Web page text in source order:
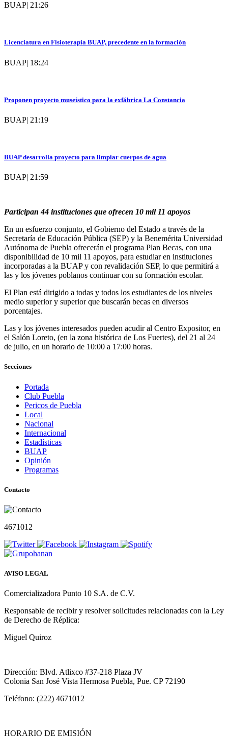
BUAP| 21:26
Licenciatura en Fisioterapia BUAP, precedente en la formación
BUAP| 18:24
Proponen proyecto museístico para la exfábrica La Constancia
BUAP| 21:19
BUAP desarrolla proyecto para limpiar cuerpos de agua
BUAP| 21:59
Participan 44 instituciones que ofrecen 10 mil 11 apoyos
En un esfuerzo conjunto, el Gobierno del Estado a través de la
Secretaría de Educación Pública (SEP) y la Benemérita Universidad
Autónoma de Puebla ofrecerán el programa Plan Becas, con una
disponibilidad de 10 mil 11 apoyos, para estudiar en instituciones
incorporadas a la BUAP y con revalidación SEP, lo que permitirá a
las y los jóvenes poblanos continuar con su formación escolar.
El Plan está dirigido a todas y todos los estudiantes de los niveles
medio superior y superior que buscarán becas en diversos
porcentajes.
Las y los jóvenes interesados pueden acudir al Centro Expositor, en
el Salón Loreto, (en la zona histórica de Los Fuertes), del 21 al 24
de julio, en un horario de 10:00 a 17:00 horas.
Secciones
Portada
Club Puebla
Pericos de Puebla
Local
Nacional
Internacional
Estadísticas
BUAP
Opinión
Programas
Contacto
4671012
AVISO LEGAL
Comercializadora Punto 10 S.A. de C.V.
Responsable de recibir y resolver solicitudes relacionadas con la Ley
de Derecho de Réplica:
Miguel Quiroz
Dirección: Blvd. Atlixco #37-218 Plaza JV
Colonia San José Vista Hermosa Puebla, Pue. CP 72190
Teléfono: (222) 4671012
HORARIO DE EMISIÓN